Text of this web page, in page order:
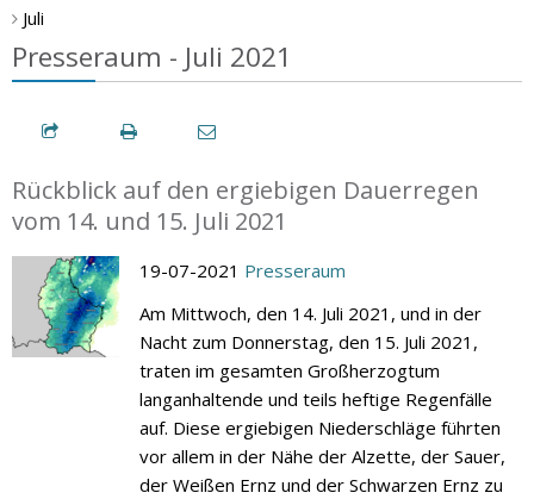
> Juli
Presseraum - Juli 2021
Rückblick auf den ergiebigen Dauerregen
vom 14. und 15. Juli 2021
19-07-2021 Presseraum
Am Mittwoch, den 14. Juli 2021, und in der
Nacht zum Donnerstag, den 15. Juli 2021,
traten im gesamten Großherzogtum
langanhaltende und teils heftige Regenfälle
auf. Diese ergiebigen Niederschläge führten
vor allem in der Nähe der Alzette, der Sauer,
der Weißen Ernz und der Schwarzen Ernz zu